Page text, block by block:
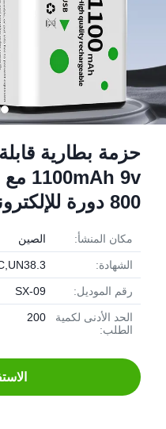
حزمة بطارية
800 دورة للإلكترونيات
مكان المنشأ: الصين
الشهادة:
رقم الموديل: SX-09
الحد الأدنى لكمية
الطلب:
200